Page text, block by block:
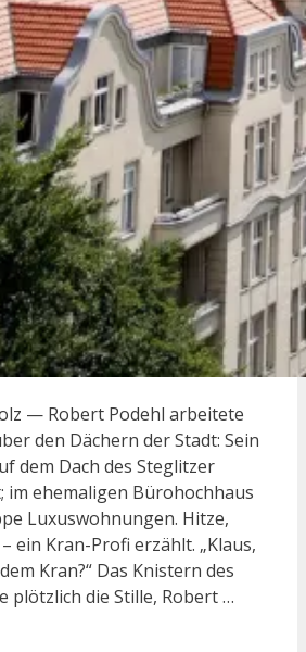
— Robert Podehl arbeitete
den Dächern der Stadt: Sein
dem Dach des Steglitzer
im ehemaligen Bürohochhaus
Luxuswohnungen. Hitze,
ein Kran-Profi erzählt. „Klaus,
Kran?“ Das Knistern des
plötzlich die Stille, Robert …